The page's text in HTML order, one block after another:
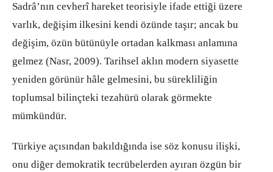
Sadrâ’nın cevherî hareket teorisiyle ifade ettiği üzere
varlık, değişim ilkesini kendi özünde taşır; ancak bu
değişim, özün bütünüyle ortadan kalkması anlamına
gelmez (Nasr, 2009). Tarihsel aklın modern siyasette
yeniden görünür hâle gelmesini, bu sürekliliğin
toplumsal bilinçteki tezahürü olarak görmekte
mümkündür.
Türkiye açısından bakıldığında ise söz konusu ilişki,
onu diğer demokratik tecrübelerden ayıran özgün bir